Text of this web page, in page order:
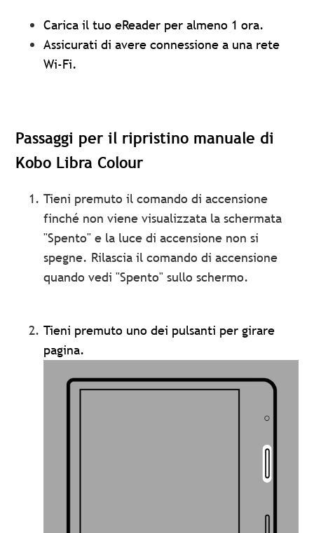
Carica il tuo eReader per almeno 1 ora.
Assicurati di avere connessione a una rete
Wi-Fi.
Passaggi per il ripristino manuale di
Kobo Libra Colour
Tieni premuto il comando di accensione
finché non viene visualizzata la schermata
"Spento" e la luce di accensione non si
spegne. Rilascia il comando di accensione
quando vedi "Spento" sullo schermo.
Tieni premuto uno dei pulsanti per girare
pagina.